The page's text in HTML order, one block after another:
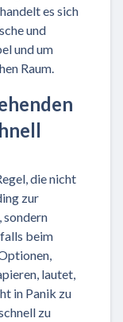
es sich
und
und um
Raum.
die nicht
zur
sondern
beim
lautet,
in Panik zu
zu